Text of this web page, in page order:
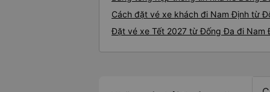
Cách đặt vé xe khách đi Nam Định từ
Đặt vé xe Tết 2027 từ Đống Đa đi Nam